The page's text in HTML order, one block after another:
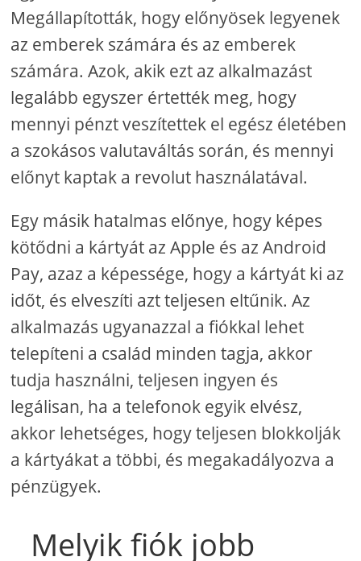
Megállapították, hogy előnyösek legyenek
az emberek számára és az emberek
számára. Azok, akik ezt az alkalmazást
legalább egyszer értették meg, hogy
mennyi pénzt veszítettek el egész életében
a szokásos valutaváltás során, és mennyi
előnyt kaptak a revolut használatával.
Egy másik hatalmas előnye, hogy képes
kötődni a kártyát az Apple és az Android
Pay, azaz a képessége, hogy a kártyát ki az
időt, és elveszíti azt teljesen eltűnik. Az
alkalmazás ugyanazzal a fiókkal lehet
telepíteni a család minden tagja, akkor
tudja használni, teljesen ingyen és
legálisan, ha a telefonok egyik elvész,
akkor lehetséges, hogy teljesen blokkolják
a kártyákat a többi, és megakadályozva a
pénzügyek.
Melyik fiók jobb